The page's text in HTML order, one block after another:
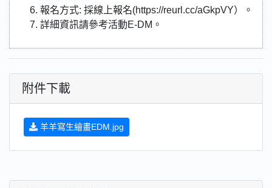
報名方式: 採線上報名(https://reurl.cc/aGkpVY）。
詳細資訊請參考活動E-DM。
附件下載
羊羊寫生繪畫EDM.jpg